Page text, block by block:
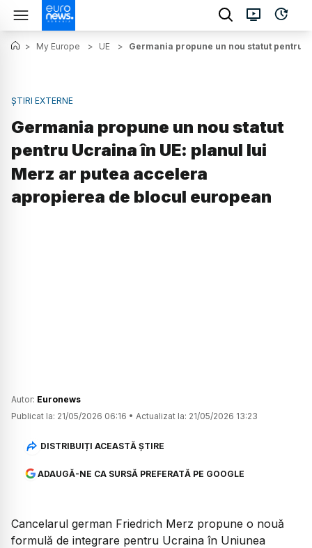
> My Europe > UE > Germania propune un nou statut pentru
ȘTIRI EXTERNE
Germania propune un nou statut
pentru Ucraina în UE: planul lui
Merz ar putea accelera
apropierea de blocul european
Autor: Euronews
Publicat la: 21/05/2026 06:16 • Actualizat la: 21/05/2026 13:23
DISTRIBUIȚI ACEASTĂ ȘTIRE
ADAUGĂ-NE CA SURSĂ PREFERATĂ PE GOOGLE
Cancelarul german Friedrich Merz propune o nouă
formulă de integrare pentru Ucraina în Uniunea